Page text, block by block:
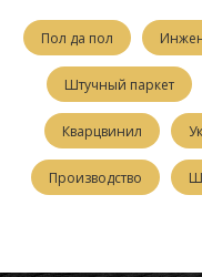
Пол да пол
Штучный паркет
Кварцвинил
Производство